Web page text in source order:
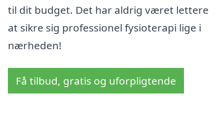
til dit budget. Det har aldrig været lettere
at sikre sig professionel fysioterapi lige i
nærheden!
Få tilbud, gratis og uforpligtende